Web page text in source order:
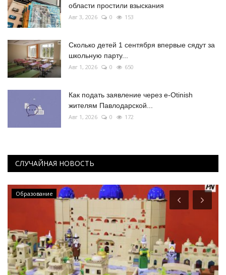
области простили взыскания
Авг 3, 2026 0 153
Сколько детей 1 сентября впервые сядут за
школьную парту...
Авг 1, 2026 0 650
Как подать заявление через e-Otinish
жителям Павлодарской...
Авг 1, 2026 0 172
СЛУЧАЙНАЯ НОВОСТЬ
Образование